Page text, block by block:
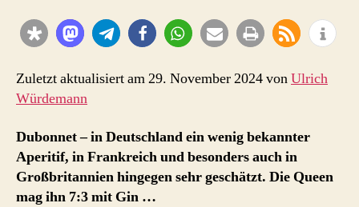
Aperitif
Zuletzt aktualisiert am 29. November 2024 vonUlrich
Würdemann
Dubonnet – in Deutschland ein wenig bekannter
Aperitif, in Frankreich und besonders auch in
Großbritannien hingegen sehr geschätzt. Die Queen
mag ihn 7:3 mit Gin …